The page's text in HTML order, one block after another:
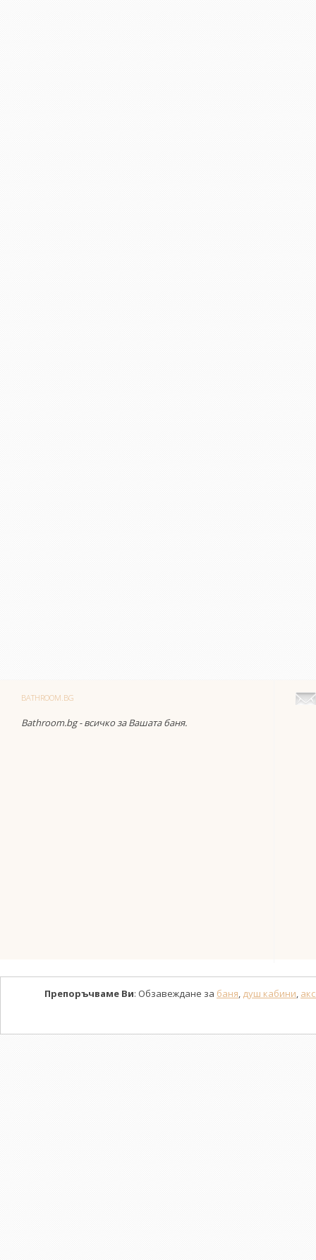
BATHROOM.BG
Bathroom.bg - всичко за Вашата баня.
Препоръчваме Ви: Обзавеждане за баня, душ кабини,